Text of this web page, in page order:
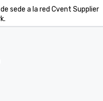
sede a la red Cvent Supplier